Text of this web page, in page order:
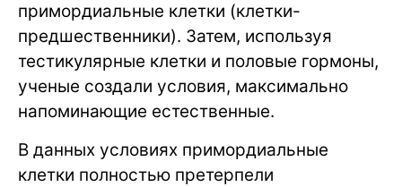
примордиальные клетки (клетки-
предшественники). Затем, используя
тестикулярные клетки и половые гормоны,
ученые создали условия, максимально
напоминающие естественные.
В данных условиях примордиальные
клетки полностью претерпели